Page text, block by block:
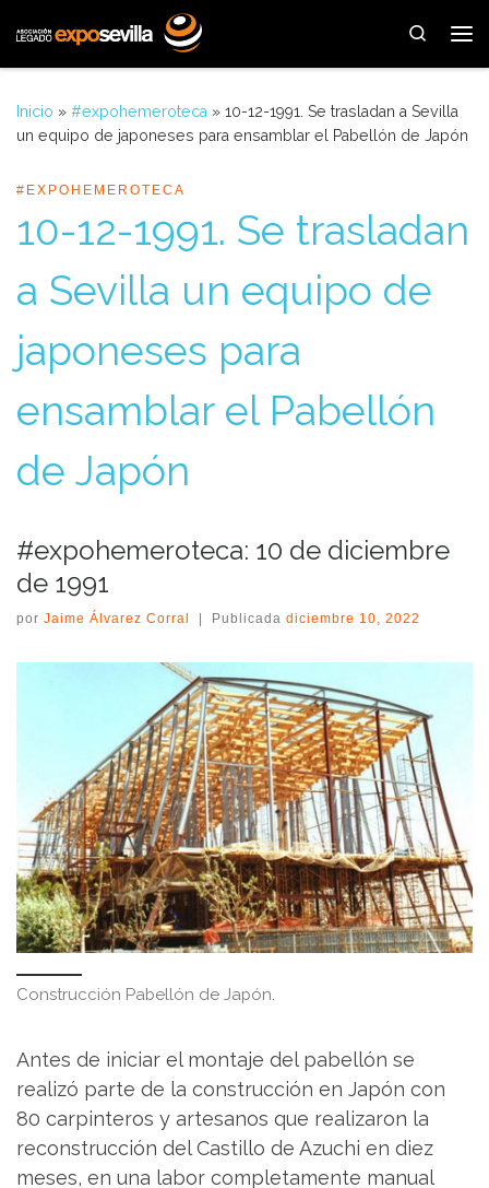
Saltar al contenido
Search
Inicio » #expohemeroteca » 10-12-1991. Se trasladan a Sevilla
un equipo de japoneses para ensamblar el Pabellón de Japón
#EXPOHEMEROTECA
10-12-1991. Se trasladan
a Sevilla un equipo de
japoneses para
ensamblar el Pabellón
de Japón
#expohemeroteca: 10 de diciembre
de 1991
por Jaime Álvarez Corral Publicada diciembre 10, 2022
Construcción Pabellón de Japón.
Antes de iniciar el montaje del pabellón se
realizó parte de la construcción en Japón con
80 carpinteros y artesanos que realizaron la
reconstrucción del Castillo de Azuchi en diez
meses, en una labor completamente manual